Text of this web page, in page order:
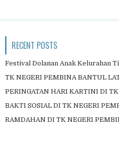
RECENT POSTS
Festival Dolanan Anak Kelurahan
TK NEGERI PEMBINA BANTUL
PERINGATAN HARI KARTINI DI
BAKTI SOSIAL DI TK NEGERI
RAMDAHAN DI TK NEGERI